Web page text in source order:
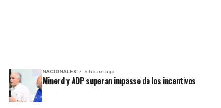
NACIONALES 5 hours ago
Minerd y ADP superan impasse de los incentivos